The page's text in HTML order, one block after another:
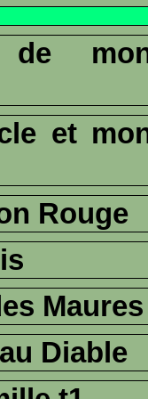
de
et
Rouge
Maures
Diable